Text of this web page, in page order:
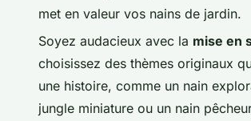
met en valeur vos nains de jardin.
Soyez audacieux avec la mise en
choisissez des thèmes originaux
une histoire, comme un nain
jungle miniature ou un nain